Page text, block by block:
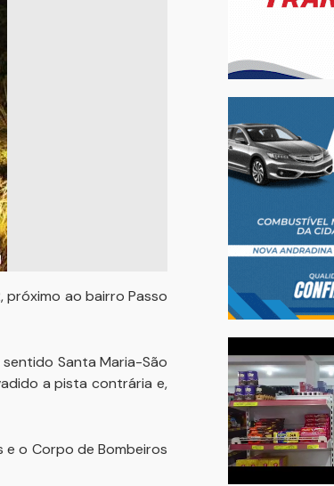
próximo ao bairro Passo
Santa Maria-São
a pista contrária e,
e o Corpo de Bombeiros